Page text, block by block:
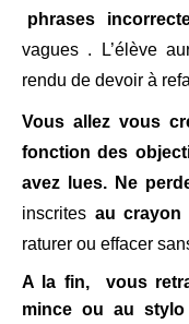
phrases
vagues . L’élève
rendu de devoir à
Vous allez vous
fonction des
avez lues. Ne
inscrites au crayon
raturer ou effacer
A la fin, vous
mince ou au